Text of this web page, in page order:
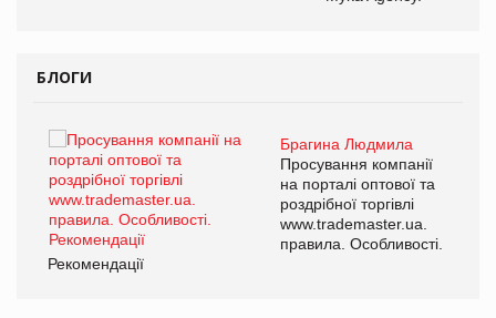
БЛОГИ
Брагина Людмила
Просування компанії
на порталі оптової та
роздрібної торгівлі
www.trademaster.ua.
правила. Особливості.
Рекомендації